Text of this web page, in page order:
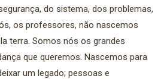
do sistema, dos problemas,
os professores, não nascemos
terra. Somos nós os grandes
que queremos. Nascemos para
um legado; pessoas e